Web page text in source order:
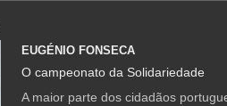
EUGÉNIO FONSECA
O campeonato da Solidariedade
A maior parte dos cidadãos